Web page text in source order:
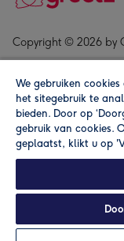
Copyright © 2026 by
Alle prijzen zijn
We gebruiken
het sitegebruik te
bieden. Door op
gebruik van cookies.
geplaatst, klikt u op